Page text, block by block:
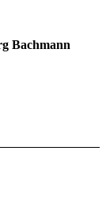
Bachmann